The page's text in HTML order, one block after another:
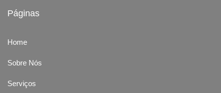
Páginas
Home
Sobre Nós
Serviços